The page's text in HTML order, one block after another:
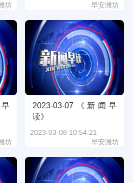
坊
早安潍坊
坊
2023-03-07《新闻早
读》
2023-03-08 10:54:21
早安潍坊